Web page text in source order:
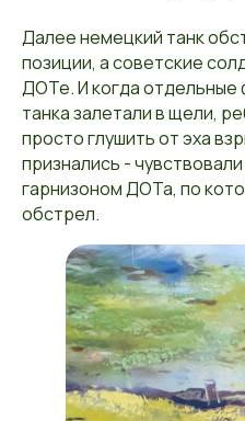
Далее немецкий танк
позиции, а советские
ДОТе. И когда
танка залетали в щели,
просто глушить от эха
признались -
гарнизоном ДОТа, по
обстрел.